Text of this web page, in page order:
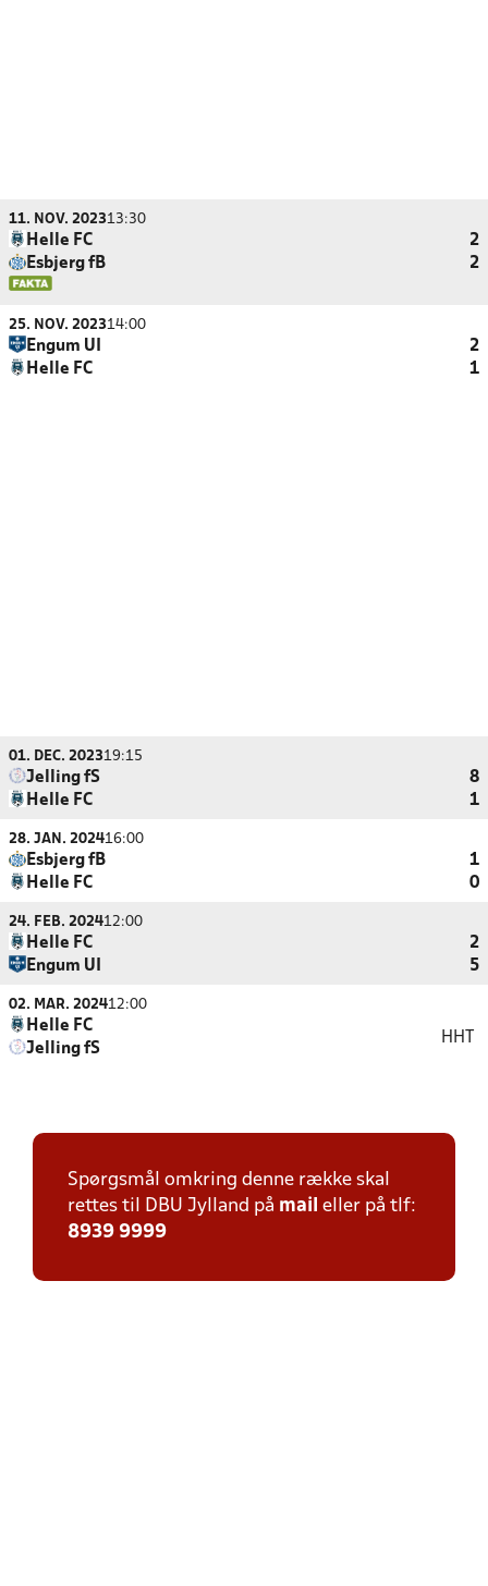
11. NOV. 202313:30
Helle FC
2
Esbjerg fB
2
25. NOV. 202314:00
Engum UI
2
Helle FC
1
01. DEC. 202319:15
Jelling fS
8
Helle FC
1
28. JAN. 202416:00
Esbjerg fB
1
Helle FC
0
24. FEB. 202412:00
Helle FC
2
Engum UI
5
02. MAR. 202412:00
Helle FC
Jelling fS
HHT
Spørgsmål omkring denne række skal
rettes til DBU Jylland på mail eller på tlf:
8939 9999